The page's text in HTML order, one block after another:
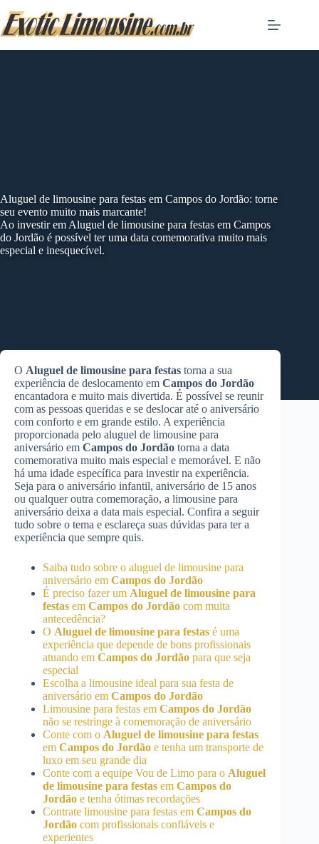
to
content
Aluguel de limousine para festas em Campos do Jordão: torne
seu evento muito mais marcante!
Ao investir em Aluguel de limousine para festas em Campos
do Jordão é possível ter uma data comemorativa muito mais
especial e inesquecível.
O Aluguel de limousine para festas torna a sua
experiência de deslocamento em Campos do Jordão
encantadora e muito mais divertida. É possível se reunir
com as pessoas queridas e se deslocar até o aniversário
com conforto e em grande estilo. A experiência
proporcionada pelo aluguel de limousine para
aniversário em Campos do Jordão torna a data
comemorativa muito mais especial e memorável. E não
há uma idade específica para investir na experiência.
Seja para o aniversário infantil, aniversário de 15 anos
ou qualquer outra comemoração, a limousine para
aniversário deixa a data mais especial. Confira a seguir
tudo sobre o tema e esclareça suas dúvidas para ter a
experiência que sempre quis.
Saiba tudo sobre o aluguel de limousine para
aniversário em Campos do Jordão
É preciso fazer um Aluguel de limousine para
festas em Campos do Jordão com muita
antecedência?
O Aluguel de limousine para festas é uma
experiência que depende de bons profissionais
atuando em Campos do Jordão para que seja
especial
Escolha a limousine ideal para sua festa de
aniversário em Campos do Jordão
Limousine para festas em Campos do Jordão
não se restringe à comemoração de aniversário
Conte com o Aluguel de limousine para festas
em Campos do Jordão e tenha um transporte de
luxo em seu grande dia
Conte com a equipe Vou de Limo para o Aluguel
de limousine para festas em Campos do
Jordão e tenha ótimas recordações
Contrate limousine para festas em Campos do
Jordão com profissionais confiáveis e
experientes